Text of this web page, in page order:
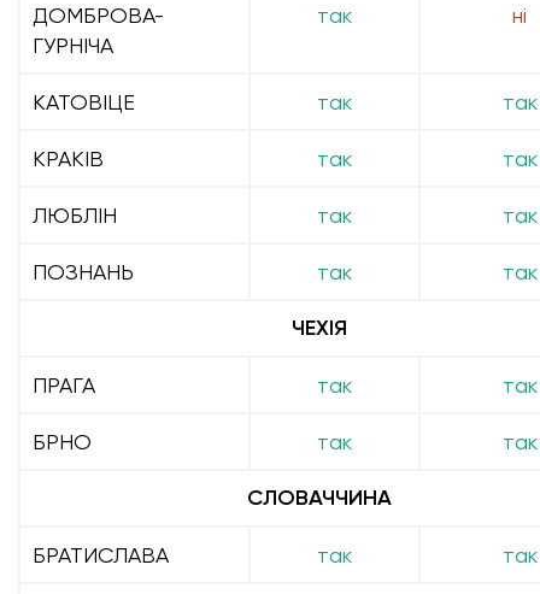
ДОМБРОВА-
ГУРНІЧА
так ні
КАТОВІЦЕ так так
КРАКІВ так так
ЛЮБЛІН так так
ПОЗНАНЬ так так
ЧЕХІЯ
ПРАГА так так
БРНО так так
СЛОВАЧЧИНА
БРАТИСЛАВА так так